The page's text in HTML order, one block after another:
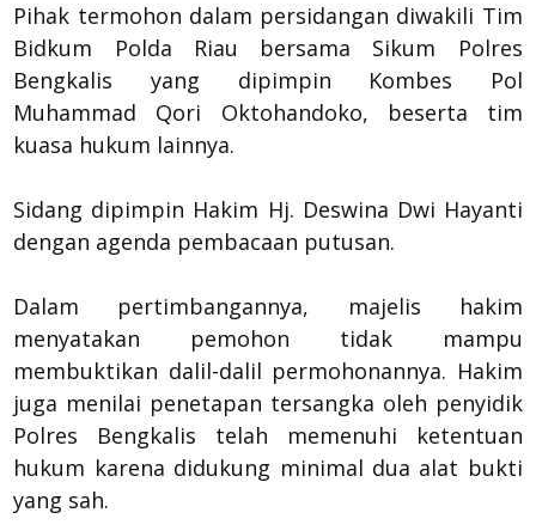
Pihak termohon dalam persidangan diwakili Tim
Bidkum Polda Riau bersama Sikum Polres
Bengkalis yang dipimpin Kombes Pol
Muhammad Qori Oktohandoko, beserta tim
kuasa hukum lainnya.
Sidang dipimpin Hakim Hj. Deswina Dwi Hayanti
dengan agenda pembacaan putusan.
Dalam pertimbangannya, majelis hakim
menyatakan pemohon tidak mampu
membuktikan dalil-dalil permohonannya. Hakim
juga menilai penetapan tersangka oleh penyidik
Polres Bengkalis telah memenuhi ketentuan
hukum karena didukung minimal dua alat bukti
yang sah.